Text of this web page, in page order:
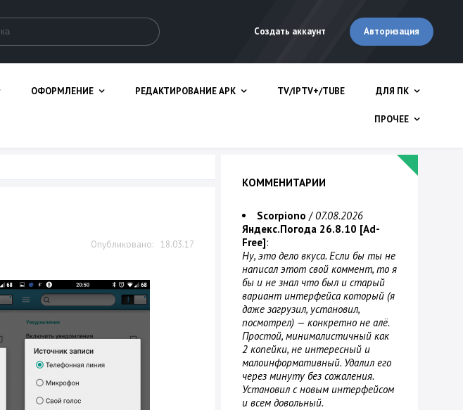
Создать аккаунт Авторизация
ОФОРМЛЕНИЕ РЕДАКТИРОВАНИЕ APK TV/IPTV+/TUBE ДЛЯ ПК
ПРОЧЕЕ
18.03.17
КОММЕНИТАРИИ
Scorpiono /07.08.2026
Яндекс.Погода 26.8.10 [Ad-
Free]:
Ну, это дело вкуса. Если бы ты не
написал этот свой коммент, то я
бы и не знал что был и старый
вариант интерфейса который (я
даже загрузил, установил,
посмотрел) — конкретно не алё.
Простой, минималистичный как
2 копейки, не интересный и
малоинформативный. Удалил его
через минуту без сожаления.
Установил с новым интерфейсом
и всем довольный.